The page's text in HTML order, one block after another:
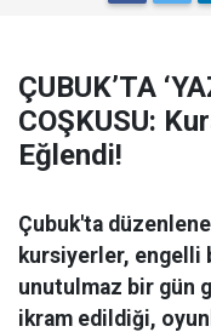
ÇUBUK’TA
COŞKUSU:
Eğlendi!
Çubuk'ta
kursiyerler, engelli
unutulmaz bir gün
ikram edildiği,